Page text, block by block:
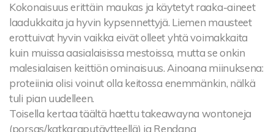
Kokonaisuus erittäin maukas ja käytetyt raaka-aineet
laadukkaita ja hyvin kypsennettyjä. Liemen mausteet
erottuivat hyvin vaikka eivät olleet yhtä voimakkaita
kuin muissa aasialaisissa mestoissa, mutta se onkin
malesialaisen keittiön ominaisuus. Ainoana miinuksena:
proteiinia olisi voinut olla keitossa enemmänkin, nälkä
tuli pian uudelleen.
Toisella kertaa täältä haettu takeawayna wontoneja
(porsas/katkaraputäytteellä) ja Rendang